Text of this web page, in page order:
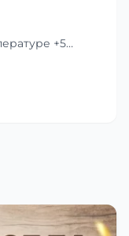
+5…